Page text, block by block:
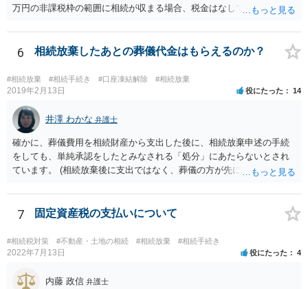
万円の非課税枠の範囲に相続が収まる場合、税金はなしです。 一人が
範囲となります。 一般的には、全員で相続する方が税金はお得です。
また、全員で相続しても、話し合いの結果、親がすべて相続と決める
こともできます。この場合でも相続の非課税枠は、全員で相続した540
0万円分使えます。 父が亡くなり、母が全部相続すると、母から三人
で相続する際は、4800万円が非課税枠となります。 そうすると、母が
亡くなってから相続すると、両親のどちらかが亡くなってから相続す
るより非課税の枠が減少します。 計画的に相続をするのがおすすめと
いうことになります。これ以外にも気をつける点はあるかもしれませ
んので、一度相談して想定するのがおすすめと思います。
6 相続放棄したあとの葬儀代金はもらえるのか？
#相続放棄 #相続手続き #口座凍結解除 #相続放棄
2019年2月13日 役にたった 14
井澤 わかな 弁護士
確かに、葬儀費用を相続財産から支出した後に、相続放棄申述の手続
をしても、単純承認をしたとみなされる「処分」にあたらないとされ
ています。 (相続放棄後に支出ではなく、葬儀の方が先に来るのが通常
述の手続ということだと思いますが) ただ、葬儀費用ならいくらでもよ
いということではなく、身分相応の、社会的儀式として当然認められ
る程度の金額に留まると考えた方がよいです。 もし、相続人の皆さん
に葬儀費用を支出する経済力がなく、質素な葬儀を行った費用であれ
ば相続財産から支出しても単純承認と認められない可能性が高いの
7 固定資産税の支払いについて
#相続税対策 #不動産・土地の相続 #相続放棄 #相続手続き
2022年7月13日 役にたった 4
内藤 政信 弁護士